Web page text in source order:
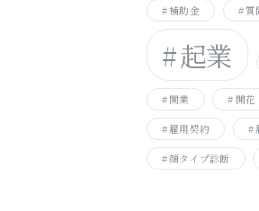
補助金 質
起業
開業 開花
雇用契約
顔タイプ診断